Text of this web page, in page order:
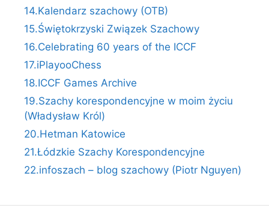
14.Kalendarz szachowy (OTB)
15.Świętokrzyski Związek Szachowy
16.Celebrating 60 years of the ICCF
17.iPlayooChess
18.ICCF Games Archive
19.Szachy korespondencyjne w moim życiu
(Władysław Król)
20.Hetman Katowice
21.Łódzkie Szachy Korespondencyjne
22.infoszach – blog szachowy (Piotr Nguyen)